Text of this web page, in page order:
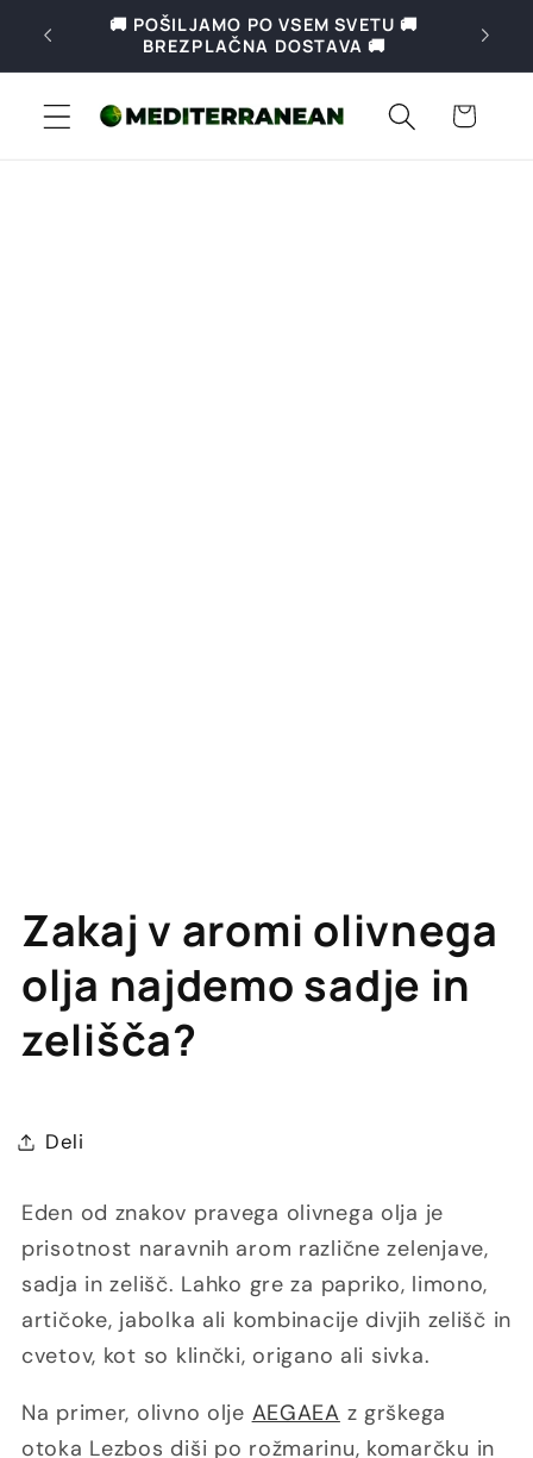
na
🚚 Brezplačna dostava za naročila nad
69€ v Sloveniji in nad 169€ v Evropi 🚚
Košarica
Zakaj v aromi olivnega
olja najdemo sadje in
zelišča?
Deli
Eden od znakov pravega olivnega olja je
prisotnost naravnih arom različne zelenjave,
sadja in zelišč. Lahko gre za papriko, limono,
artičoke, jabolka ali kombinacije divjih zelišč in
cvetov, kot so klinčki, origano ali sivka.
Na primer, olivno olje AEGAEA z grškega
otoka Lezbos diši po rožmarinu, komarčku in